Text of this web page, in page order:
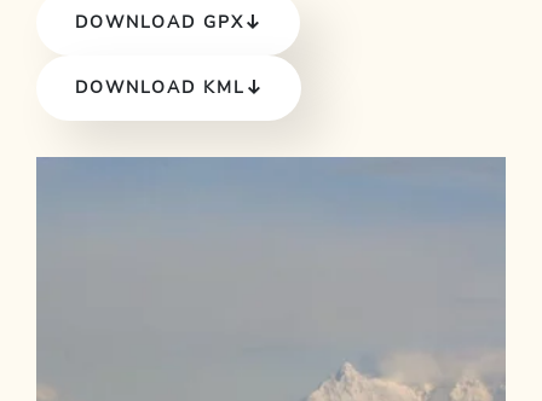
DOWNLOAD GPX
DOWNLOAD KML